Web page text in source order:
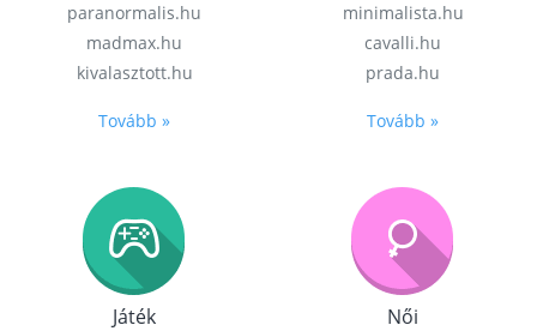
paranormalis.hu
madmax.hu
kivalasztott.hu
Tovább »
minimalista.hu
cavalli.hu
prada.hu
Tovább »
Játék Női